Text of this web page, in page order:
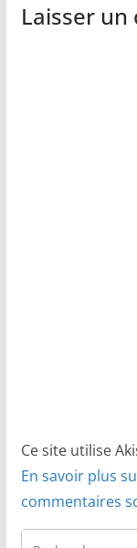
Laisser
Ce site utilise
En savoir plus
commentaires